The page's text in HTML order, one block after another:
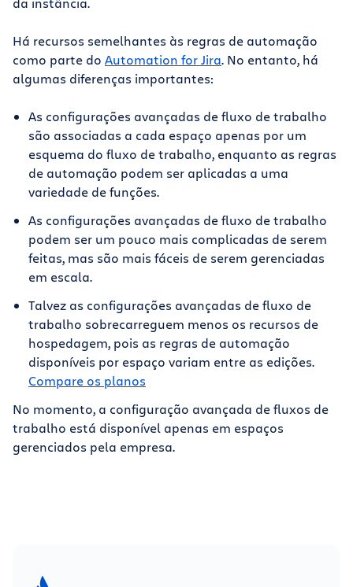
Há recursos semelhantes às regras de automação
como parte do Automation for Jira. No entanto, há
algumas diferenças importantes:
As configurações avançadas de fluxo de trabalho
são associadas a cada espaço apenas por um
esquema do fluxo de trabalho, enquanto as regras
de automação podem ser aplicadas a uma
variedade de funções.
As configurações avançadas de fluxo de trabalho
podem ser um pouco mais complicadas de serem
feitas, mas são mais fáceis de serem gerenciadas
em escala.
Talvez as configurações avançadas de fluxo de
trabalho sobrecarreguem menos os recursos de
hospedagem, pois as regras de automação
disponíveis por espaço variam entre as edições.
Compare os planos
No momento, a configuração avançada de fluxos de
trabalho está disponível apenas em espaços
gerenciados pela empresa.